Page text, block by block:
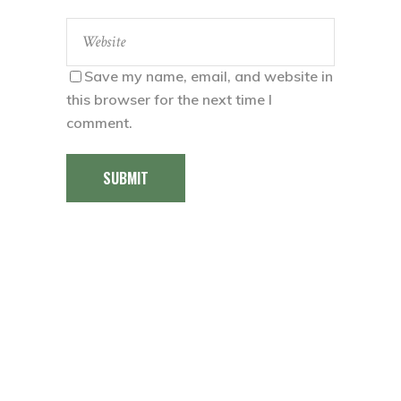
Save my name, email, and website in
this browser for the next time I
comment.
SUBMIT